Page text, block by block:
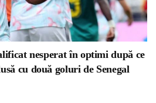
nesperat în optimi după ce
cu două goluri de Senegal